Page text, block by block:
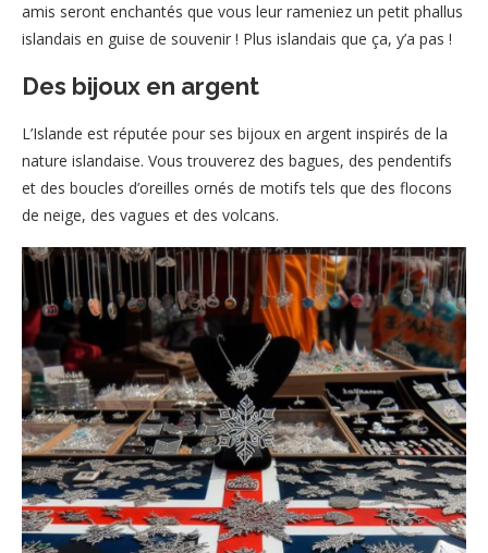
amis seront enchantés que vous leur rameniez un petit phallus
islandais en guise de souvenir ! Plus islandais que ça, y’a pas !
Des bijoux en argent
L’Islande est réputée pour ses bijoux en argent inspirés de la
nature islandaise. Vous trouverez des bagues, des pendentifs
et des boucles d’oreilles ornés de motifs tels que des flocons
de neige, des vagues et des volcans.